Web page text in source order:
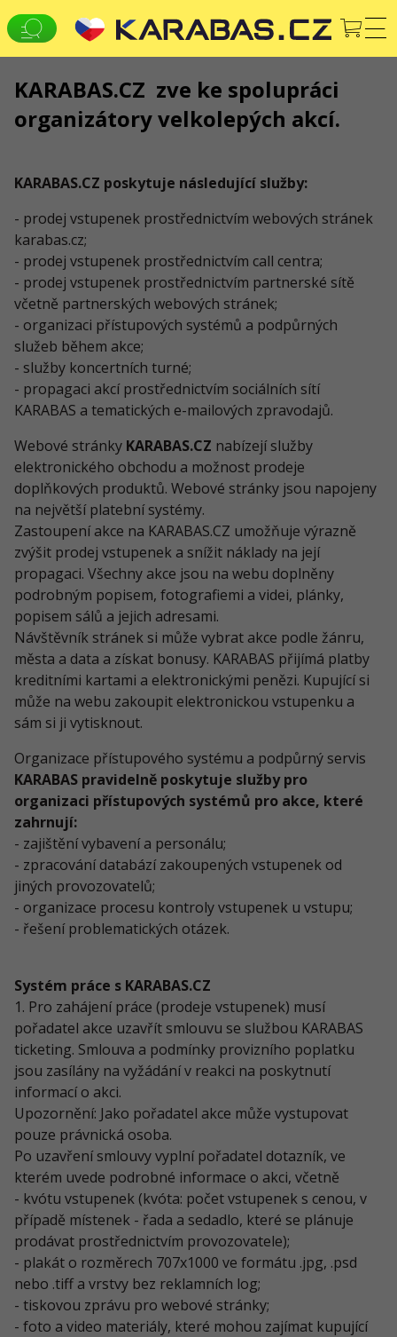
CS EN UK
VŠECHNA MĚSTA
JSME NA SOCIÁLNÍCH SÍTÍCH
Dodání a platba
O NÁS
Pro organizátory
Logo pro plakáty a média
O společnosti
Veřejná nabídka
KARABAS.CZ zve ke spolupráci
organizátory velkolepých akcí.
KARABAS.CZ poskytuje následující služby:
- prodej vstupenek prostřednictvím webových stránek
karabas.cz;
- prodej vstupenek prostřednictvím call centra;
- prodej vstupenek prostřednictvím partnerské sítě
včetně partnerských webových stránek;
- organizaci přístupových systémů a podpůrných
služeb během akce;
- služby koncertních turné;
- propagaci akcí prostřednictvím sociálních sítí
KARABAS a tematických e-mailových zpravodajů.
Webové stránky KARABAS.CZ nabízejí služby
elektronického obchodu a možnost prodeje
doplňkových produktů. Webové stránky jsou napojeny
na největší platební systémy.
Zastoupení akce na KARABAS.CZ umožňuje výrazně
zvýšit prodej vstupenek a snížit náklady na její
propagaci. Všechny akce jsou na webu doplněny
podrobným popisem, fotografiemi a videi, plánky,
popisem sálů a jejich adresami.
Návštěvník stránek si může vybrat akce podle žánru,
města a data a získat bonusy. KARABAS přijímá platby
kreditními kartami a elektronickými penězi. Kupující si
může na webu zakoupit elektronickou vstupenku a
sám si ji vytisknout.
Organizace přístupového systému a podpůrný servis
KARABAS pravidelně poskytuje služby pro
organizaci přístupových systémů pro akce, které
zahrnují:
- zajištění vybavení a personálu;
- zpracování databází zakoupených vstupenek od
jiných provozovatelů;
- organizace procesu kontroly vstupenek u vstupu;
- řešení problematických otázek.
Systém práce s KARABAS.CZ
1. Pro zahájení práce (prodeje vstupenek) musí
pořadatel akce uzavřít smlouvu se službou KARABAS
ticketing. Smlouva a podmínky provizního poplatku
jsou zasílány na vyžádání v reakci na poskytnutí
informací o akci.
Upozornění: Jako pořadatel akce může vystupovat
pouze právnická osoba.
Po uzavření smlouvy vyplní pořadatel dotazník, ve
kterém uvede podrobné informace o akci, včetně
- kvótu vstupenek (kvóta: počet vstupenek s cenou, v
případě místenek - řada a sedadlo, které se plánuje
prodávat prostřednictvím provozovatele);
- plakát o rozměrech 707x1000 ve formátu .jpg, .psd
nebo .tiff a vrstvy bez reklamních log;
- tiskovou zprávu pro webové stránky;
- foto a video materiály, které mohou zajímat kupující